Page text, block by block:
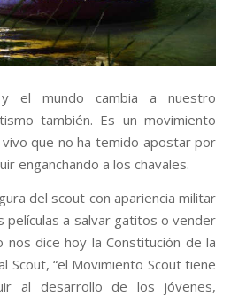
el mundo cambia a nuestro
también. Es un movimiento
que no ha temido apostar por
enganchando a los chavales.
del scout con apariencia militar
películas a salvar gatitos o vender
nos dice hoy la Constitución de la
Scout, “el Movimiento Scout tiene
al desarrollo de los jóvenes,